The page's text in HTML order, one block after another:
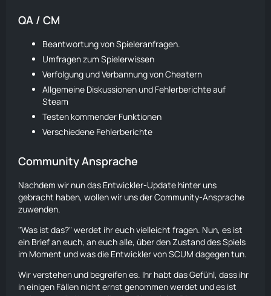
QA / CM
Beantwortung von Spieleranfragen.
Umfragen zum Spielerwissen
Verfolgung und Verbannung von Cheatern
Allgemeine Diskussionen und Fehlerberichte auf
Steam
Testen kommender Funktionen
Verschiedene Fehlerberichte
Community Ansprache
Nachdem wir nun das Entwickler-Update hinter uns
gebracht haben, wollen wir uns der Community-Ansprache
zuwenden.
"Was ist das?" werdet ihr euch vielleicht fragen. Nun, es ist
ein Brief an euch, an euch alle, über den Zustand des Spiels
im Moment und was die Entwickler von SCUM dagegen tun.
Wir verstehen und begreifen es. Ihr habt das Gefühl, dass ihr
in einigen Fällen nicht ernst genommen werdet und es ist